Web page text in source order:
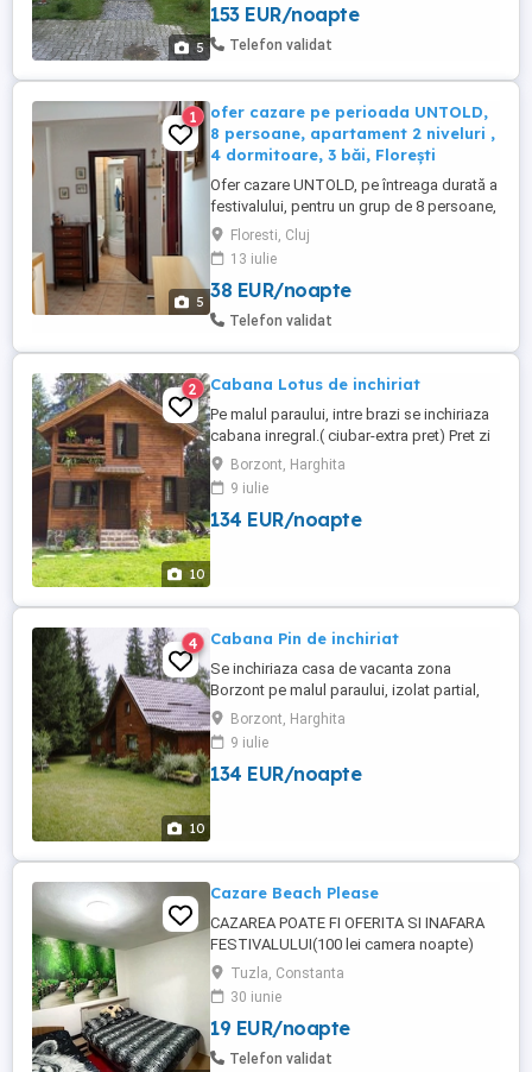
5
dormitoare cu pat dublu, doua băi , living
cu loc de luat masa si bucatarie în spațiu
153 EUR/noapte
Telefon validat
5
1
ofer cazare pe perioada UNTOLD,
8 persoane, apartament 2 niveluri ,
4 dormitoare, 3 băi, Florești
Ofer cazare UNTOLD, pe întreaga durată a
festivalului, pentru un grup de 8 persoane,
în apartament situat in zona cartier Terra,
pe 2 niveluri, 4 dormitoare, 3 băi, 1 loc de
parcare, aer condiționat, în apropierea
stației de autobuz M22. preț 200 lei
persoana noapte
Floresti, Cluj
13 iulie
38 EUR/noapte
Telefon validat
10
2 Cabana Lotus de inchiriat
Pe malul paraului, intre brazi se inchiriaza
cabana inregral.( ciubar-extra pret) Pret zi
cabana 790 ron.Se inchiriaza pentru minim
2 nopti. -Cabana dispune de 3 camere . 1.
1 pat matrimonial( se poate suplimenta cu
1 pat pliabil) 2. 1 pat matrimonial 3. 2
Borzont, Harghita
9 iulie
134 EUR/noapte
10
4 Cabana Pin de inchiriat
Se inchiriaza casa de vacanta zona
Borzont pe malul paraului, izolat partial,
inconjurat de brazi -780 Ron noapte,
minim 2 nopti. Curent electric ,apa calda
din boiler.wifi 5G, Tv 120 cm, netflix. Zona
turistica, la 300 m de la drumul E60, drum
Borzont, Harghita
9 iulie
134 EUR/noapte
Cazare Beach Please
CAZAREA POATE FI OFERITA SI INAFARA
FESTIVALULUI(100 lei camera noapte)
PRETUL AFISAT ESTE DE PERSOANA
NOAPTE Cazarea este potrivita pentru
tinerii care au bilet pentru beachplease si
doresc o cazare ieftina,dotata si aproape
de festival la doar 3km de festival. In
Tuzla, Constanta
30 iunie
19 EUR/noapte
Telefon validat